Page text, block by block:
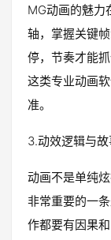
MG动画的魅力
轴，掌握关键
停，节奏才能
这类专业动画
准。
3.动效逻辑与
动画不是单纯
非常重要的一
作都要有因果